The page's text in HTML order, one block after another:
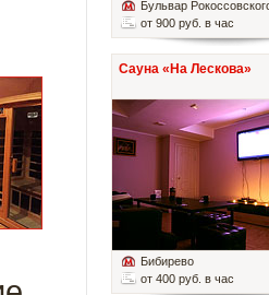
Бульвар
от 900 руб. в час
Сауна «На Лескова»
Бибирево
от 400 руб. в час